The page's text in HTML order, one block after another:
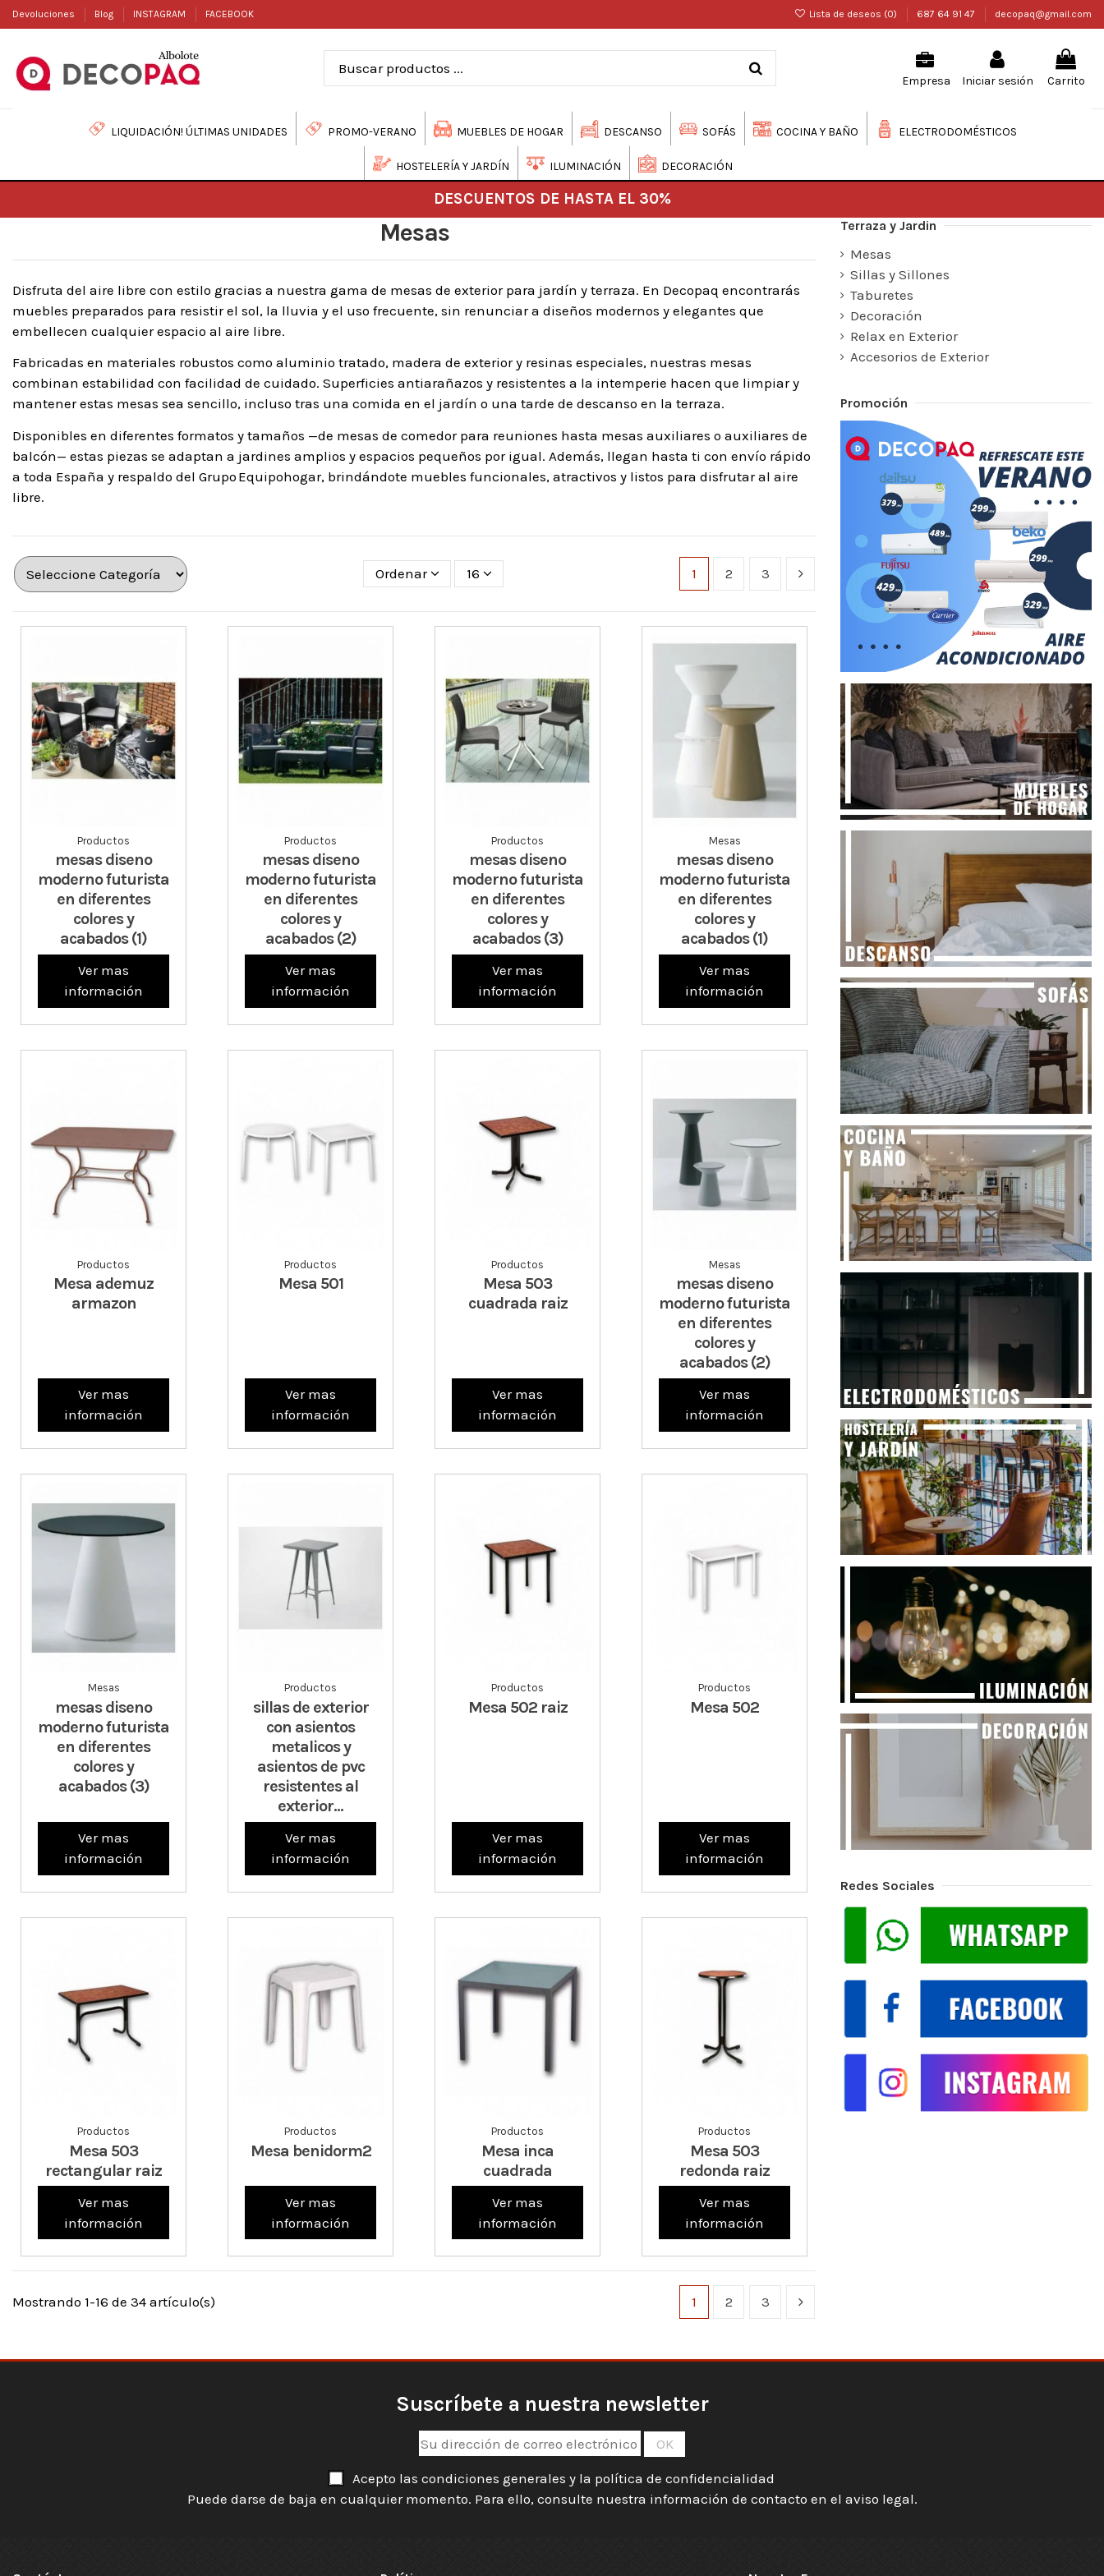
Devoluciones Blog INSTAGRAM FACEBOOK Lista de deseos (0) 687 64 91 47 decopaq@gmail.com
Empresa Iniciar sesión Carrito
LIQUIDACIÓN! ÚLTIMAS UNIDADES PROMO-VERANO MUEBLES DE HOGAR DESCANSO SOFÁS COCINA Y BAÑO ELECTRODOMÉSTICOS
HOSTELERÍA Y JARDÍN ILUMINACIÓN DECORACIÓN
DESCUENTOS DE HASTA EL 30%
Mesas
Disfruta del aire libre con estilo gracias a nuestra gama de mesas de exterior para jardín y terraza. En Decopaq encontrarás
muebles preparados para resistir el sol, la lluvia y el uso frecuente, sin renunciar a diseños modernos y elegantes que
embellecen cualquier espacio al aire libre.
Fabricadas en materiales robustos como aluminio tratado, madera de exterior y resinas especiales, nuestras mesas
combinan estabilidad con facilidad de cuidado. Superficies antiarañazos y resistentes a la intemperie hacen que limpiar y
mantener estas mesas sea sencillo, incluso tras una comida en el jardín o una tarde de descanso en la terraza.
Disponibles en diferentes formatos y tamaños —de mesas de comedor para reuniones hasta mesas auxiliares o auxiliares de
balcón— estas piezas se adaptan a jardines amplios y espacios pequeños por igual. Además, llegan hasta ti con envío rápido
a toda España y respaldo del Grupo Equipohogar, brindándote muebles funcionales, atractivos y listos para disfrutar al aire
libre.
Ordenar 16 1 2 3
Productos
mesas diseno
moderno futurista
en diferentes
colores y
acabados (1)
Ver mas
información
Productos
mesas diseno
moderno futurista
en diferentes
colores y
acabados (2)
Ver mas
información
Productos
mesas diseno
moderno futurista
en diferentes
colores y
acabados (3)
Ver mas
información
Mesas
mesas diseno
moderno futurista
en diferentes
colores y
acabados (1)
Ver mas
información
Productos
Mesa ademuz
armazon
Ver mas
información
Productos
Mesa 501
Ver mas
información
Productos
Mesa 503
cuadrada raiz
Ver mas
información
Mesas
mesas diseno
moderno futurista
en diferentes
colores y
acabados (2)
Ver mas
información
Mesas
mesas diseno
moderno futurista
en diferentes
colores y
acabados (3)
Ver mas
información
Productos
sillas de exterior
con asientos
metalicos y
asientos de pvc
resistentes al
exterior...
Ver mas
información
Productos
Mesa 502 raiz
Ver mas
información
Productos
Mesa 502
Ver mas
información
Productos
Mesa 503
rectangular raiz
Ver mas
información
Productos
Mesa benidorm2
Ver mas
información
Productos
Mesa inca
cuadrada
Ver mas
información
Productos
Mesa 503
redonda raiz
Ver mas
información
Mostrando 1-16 de 34 artículo(s) 1 2 3
Terraza y Jardin
Mesas
Sillas y Sillones
Taburetes
Decoración
Relax en Exterior
Accesorios de Exterior
Promoción
Redes Sociales
Suscríbete a nuestra newsletter
Acepto las condiciones generales y la política de confidencialidad
Puede darse de baja en cualquier momento. Para ello, consulte nuestra información de contacto en el aviso legal.